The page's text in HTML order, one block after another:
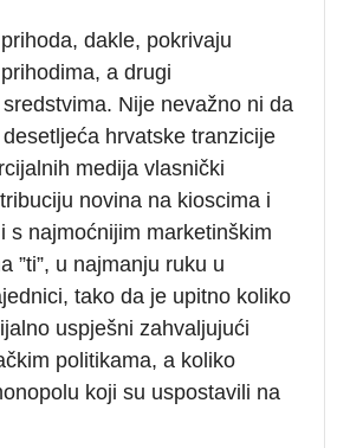
dakle, pokrivaju
a drugi
Nije nevažno ni da
hrvatske tranzicije
medija vlasnički
novina na kioscima i
s najmoćnijim marketinškim
”ti”, u najmanju ruku u
tako da je upitno koliko
uspješni zahvaljujući
politikama, a koliko
koji su uspostavili na